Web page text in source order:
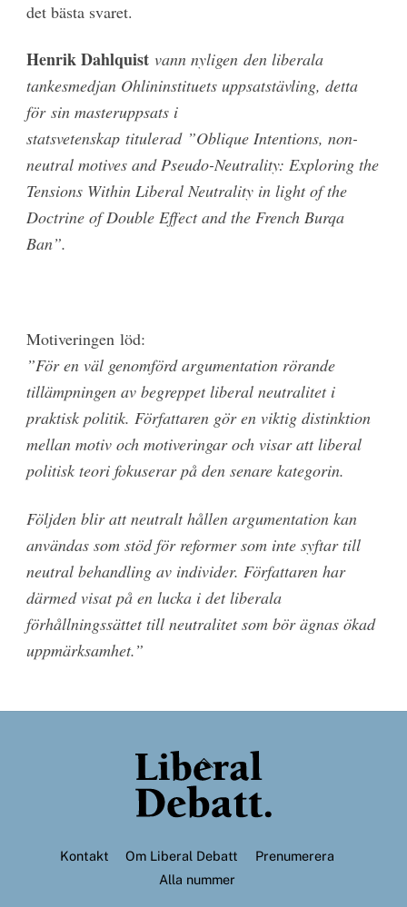
det bästa svaret.
Henrik Dahlquist vann nyligen den liberala
tankesmedjan Ohlininstituets uppsatstävling, detta
för sin masteruppsats i
statsvetenskap titulerad ”Oblique Intentions, non-
neutral motives and Pseudo-Neutrality: Exploring the
Tensions Within Liberal Neutrality in light of the
Doctrine of Double Effect and the French Burqa
Ban”.
Motiveringen löd:
”För en väl genomförd argumentation rörande
tillämpningen av begreppet liberal neutralitet i
praktisk politik. Författaren gör en viktig distinktion
mellan motiv och motiveringar och visar att liberal
politisk teori fokuserar på den senare kategorin.
Följden blir att neutralt hållen argumentation kan
användas som stöd för reformer som inte syftar till
neutral behandling av individer. Författaren har
därmed visat på en lucka i det liberala
förhållningssättet till neutralitet som bör ägnas ökad
uppmärksamhet.”
Back
To
Top
Kontakt Om Liberal Debatt
Prenumerera
Alla nummer